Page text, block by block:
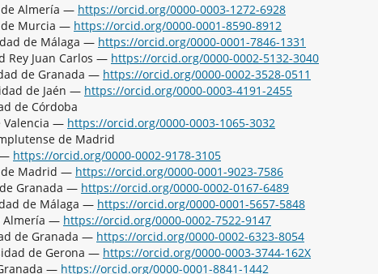
Almería — https://orcid.org/0000-0003-1272-6928
de Murcia — https://orcid.org/0000-0001-8590-8912
de Málaga — https://orcid.org/0000-0001-7846-1331
Rey Juan Carlos — https://orcid.org/0000-0002-5132-3040
de Granada — https://orcid.org/0000-0002-3528-0511
de Jaén — https://orcid.org/0000-0003-4191-2455
de Córdoba
Valencia — https://orcid.org/0000-0003-1065-3032
de Madrid
— https://orcid.org/0000-0002-9178-3105
de Madrid — https://orcid.org/0000-0001-9023-7586
Granada — https://orcid.org/0000-0002-0167-6489
de Málaga — https://orcid.org/0000-0001-5657-5848
Almería — https://orcid.org/0000-0002-7522-9147
de Granada — https://orcid.org/0000-0002-6323-8054
de Gerona — https://orcid.org/0000-0003-3744-162X
— https://orcid.org/0000-0001-8841-1442